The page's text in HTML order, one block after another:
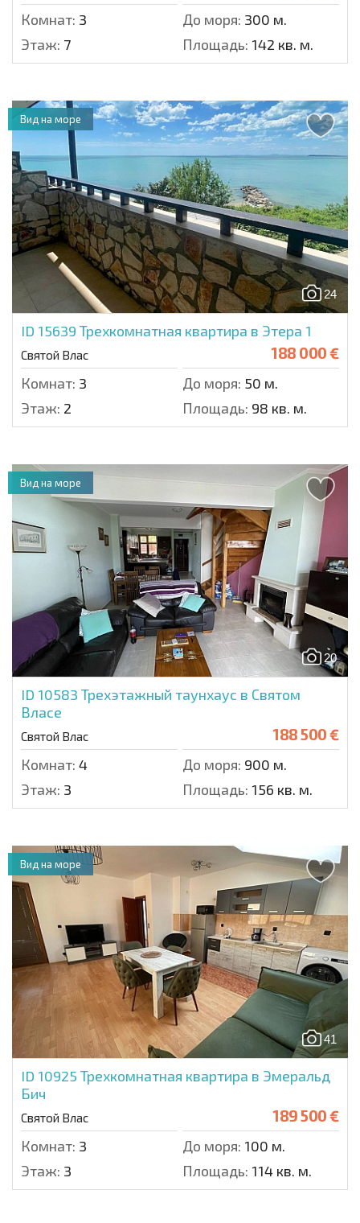
Комнат: 3 До моря: 300 м.
Этаж: 7 Площадь: 142 кв. м.
24
ID 15639 Трехкомнатная квартира в Этера 1
Святой Влас 188 000 €
Комнат: 3 До моря: 50 м.
Этаж: 2 Площадь: 98 кв. м.
Вид на море
20
ID 10583 Трехэтажный таунхаус в Святом
Власе
Святой Влас 188 500 €
Комнат: 4 До моря: 900 м.
Этаж: 3 Площадь: 156 кв. м.
Вид на море
41
ID 10925 Трехкомнатная квартира в Эмеральд
Бич
Святой Влас 189 500 €
Комнат: 3 До моря: 100 м.
Этаж: 3 Площадь: 114 кв. м.
Вид на море